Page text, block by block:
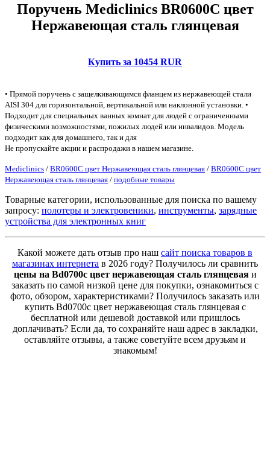
Поручень Mediclinics BR0600C цвет
Нержавеющая сталь глянцевая
Купить за 10454 RUR
• Прямой поручень с защелкивающимся фланцем из нержавеющей стали
AISI 304 для горизонтальной, вертикальной или наклонной установки. •
Подходит для специальных ванных комнат для людей с ограниченными
физическими возможностями, пожилых людей или инвалидов. Модель
подходит как для домашнего, так и для
Не пропускайте акции и распродажи в нашем магазине.
Mediclinics / BR0600C цвет Нержавеющая сталь глянцевая / BR0600C цвет
Нержавеющая сталь глянцевая / подобные товары
Товарные категории, использованные для поиска по вашему
запросу: полотеры и электровеники, инструменты, зарядные
устройства для электронных книг
Какой можете дать отзыв про наш сайт поиска товаров в
магазинах интернета в 2026 году? Получилось ли сравнить
цены на Bd0700c цвет нержавеющая сталь глянцеваяи
заказать по самой низкой цене для покупки, ознакомиться с
фото, обзором, характеристиками? Получилось заказать или
купить Bd0700c цвет нержавеющая сталь глянцевая с
бесплатной или дешевой доставкой или пришлось
доплачивать? Если да, то сохраняйте наш адрес в закладки,
оставляйте отзывы, а также советуйте всем друзьям и
знакомым!